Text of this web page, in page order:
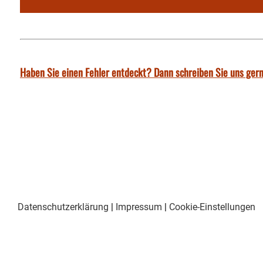
Haben Sie einen Fehler entdeckt? Dann schreiben Sie uns
Datenschutzerklärung | Impressum | Cookie-Einstellungen